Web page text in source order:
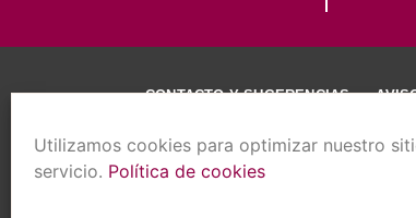
Utilizamos cookies para optimizar nuestro
servicio. Política de cookies
CONTACTO Y SUGERENCIAS